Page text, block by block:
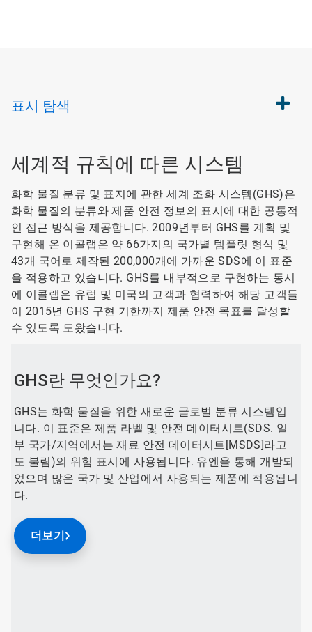
표시 탐색
세계적 규칙에 따른 시스템
화학 물질 분류 및 표지에 관한 세계 조화 시스템(GHS)은
화학 물질의 분류와 제품 안전 정보의 표시에 대한 공통적
인 접근 방식을 제공합니다. 2009년부터 GHS를 계획 및
구현해 온 이콜랩은 약 66가지의 국가별 템플릿 형식 및
43개 국어로 제작된 200,000개에 가까운 SDS에 이 표준
을 적용하고 있습니다. GHS를 내부적으로 구현하는 동시
에 이콜랩은 유럽 및 미국의 고객과 협력하여 해당 고객들
이 2015년 GHS 구현 기한까지 제품 안전 목표를 달성할
수 있도록 도왔습니다.
GHS란 무엇인가요?
GHS는 화학 물질을 위한 새로운 글로벌 분류 시스템입
니다. 이 표준은 제품 라벨 및 안전 데이터시트(SDS. 일
부 국가/지역에서는 재료 안전 데이터시트[MSDS]라고
도 불림)의 위험 표시에 사용됩니다. 유엔을 통해 개발되
었으며 많은 국가 및 산업에서 사용되는 제품에 적용됩니
다.
더보기